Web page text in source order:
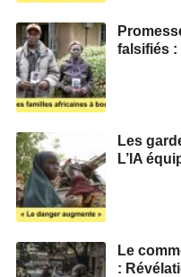
falsifiés :
Les
L’IA
Le
: